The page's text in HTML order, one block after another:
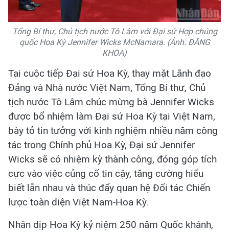
Tổng Bí thư, Chủ tịch nước Tô Lâm với Đại sứ Hợp chúng
quốc Hoa Kỳ Jennifer Wicks McNamara. (Ảnh: ĐĂNG
KHOA)
Tại cuộc tiếp Đại sứ Hoa Kỳ, thay mặt Lãnh đạo
Đảng và Nhà nước Việt Nam, Tổng Bí thư, Chủ
tịch nước Tô Lâm chúc mừng bà Jennifer Wicks
được bổ nhiệm làm Đại sứ Hoa Kỳ tại Việt Nam,
bày tỏ tin tưởng với kinh nghiệm nhiều năm công
tác trong Chính phủ Hoa Kỳ, Đại sứ Jennifer
Wicks sẽ có nhiệm kỳ thành công, đóng góp tích
cực vào việc củng cố tin cậy, tăng cường hiểu
biết lẫn nhau và thúc đẩy quan hệ Đối tác Chiến
lược toàn diện Việt Nam-Hoa Kỳ.
Nhân dịp Hoa Kỳ kỷ niệm 250 năm Quốc khánh,